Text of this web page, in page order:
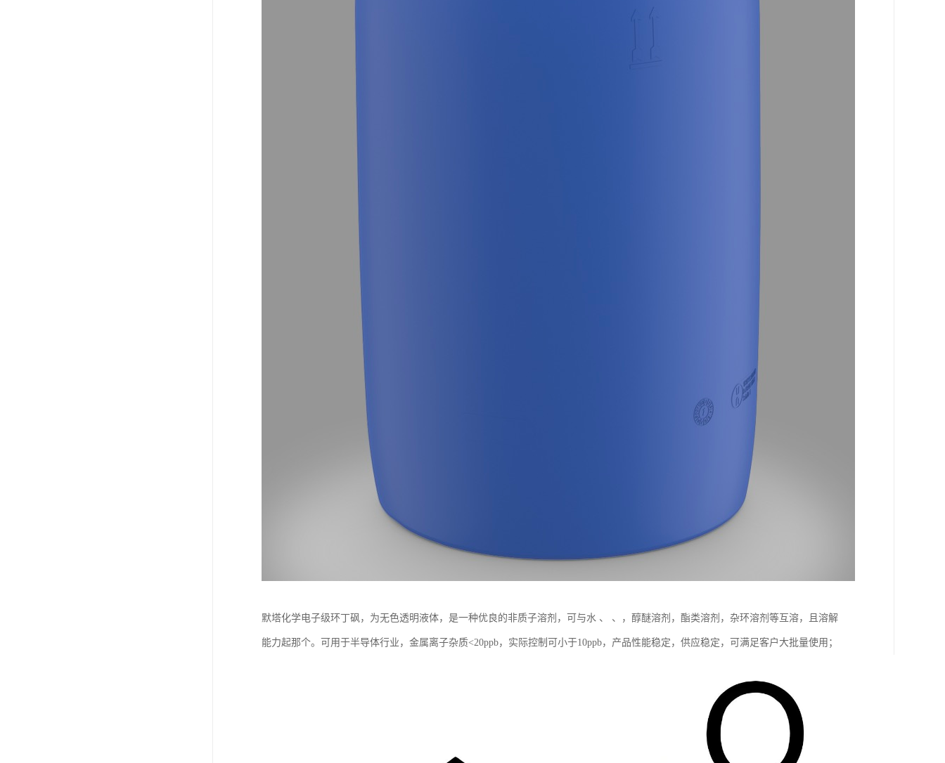
默塔化学电子级环丁砜，为无色透明液体，是一种优良的非质子溶剂，可与水 、 、，醇醚溶剂，酯类溶剂，杂环溶剂等互溶，且溶解
能力起那个。可用于半导体行业，金属离子杂质<20ppb，实际控制可小于10ppb，产品性能稳定，供应稳定，可满足客户大批量使用；